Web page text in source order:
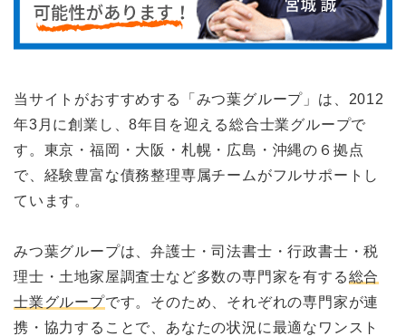
当サイトがおすすめする「みつ葉グループ」は、2012
年3月に創業し、8年目を迎える総合士業グループで
す。東京・福岡・大阪・札幌・広島・沖縄の６拠点
で、経験豊富な債務整理専属チームがフルサポートし
ています。
みつ葉グループは、弁護士・司法書士・行政書士・税
理士・土地家屋調査士など多数の専門家を有する総合
士業グループです。そのため、それぞれの専門家が連
携・協力することで、あなたの状況に最適なワンスト